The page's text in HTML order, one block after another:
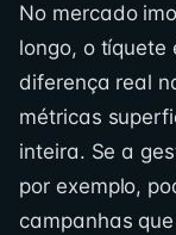
No mercado
longo, o
diferença real
métricas
inteira. Se a
por exemplo,
campanhas